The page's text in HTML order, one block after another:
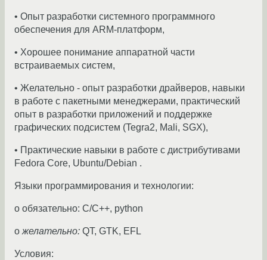
• Опыт разработки системного программного
обеспечения для ARM-платформ,
• Хорошее понимание аппаратной части
встраиваемых систем,
• Желательно - опыт разработки драйверов, навыки
в работе с пакетными менеджерами, практический
опыт в разработки приложений и поддержке
графических подсистем (Tegra2, Mali, SGX),
• Практические навыки в работе с дистрибутивами
Fedora Core, Ubuntu/Debian .
Языки программирования и технологии:
o обязательно: С/C++, python
oжелательно: QT, GTK, EFL
Условия: